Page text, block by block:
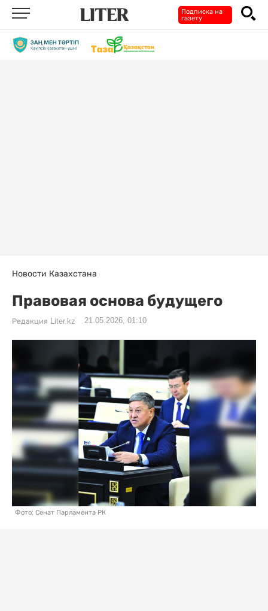
Подписка на
газету
Новости Казахстана
Правовая основа будущего
Редакция Liter.kz 21.05.2026, 01:10
Фото: Сенат Парламента РК